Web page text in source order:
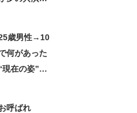
歳男性→10
何があった
在の姿”が
呼ばれ